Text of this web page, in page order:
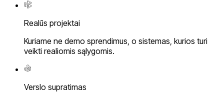
Realūs projektai
Kuriame ne demo sprendimus, o sistemas, kurios turi
veikti realiomis sąlygomis.
Verslo supratimas